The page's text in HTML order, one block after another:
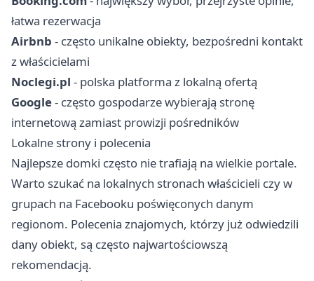
łatwa rezerwacja
Airbnb - często unikalne obiekty, bezpośredni kontakt
z właścicielami
Noclegi.pl - polska platforma z lokalną ofertą
Google- często gospodarze wybierają stronę
internetową zamiast prowizji pośredników
Lokalne strony i polecenia
Najlepsze domki często nie trafiają na wielkie portale.
Warto szukać na lokalnych stronach właścicieli czy w
grupach na Facebooku poświęconych danym
regionom. Polecenia znajomych, którzy już odwiedzili
dany obiekt, są często najwartościowszą
rekomendacją.